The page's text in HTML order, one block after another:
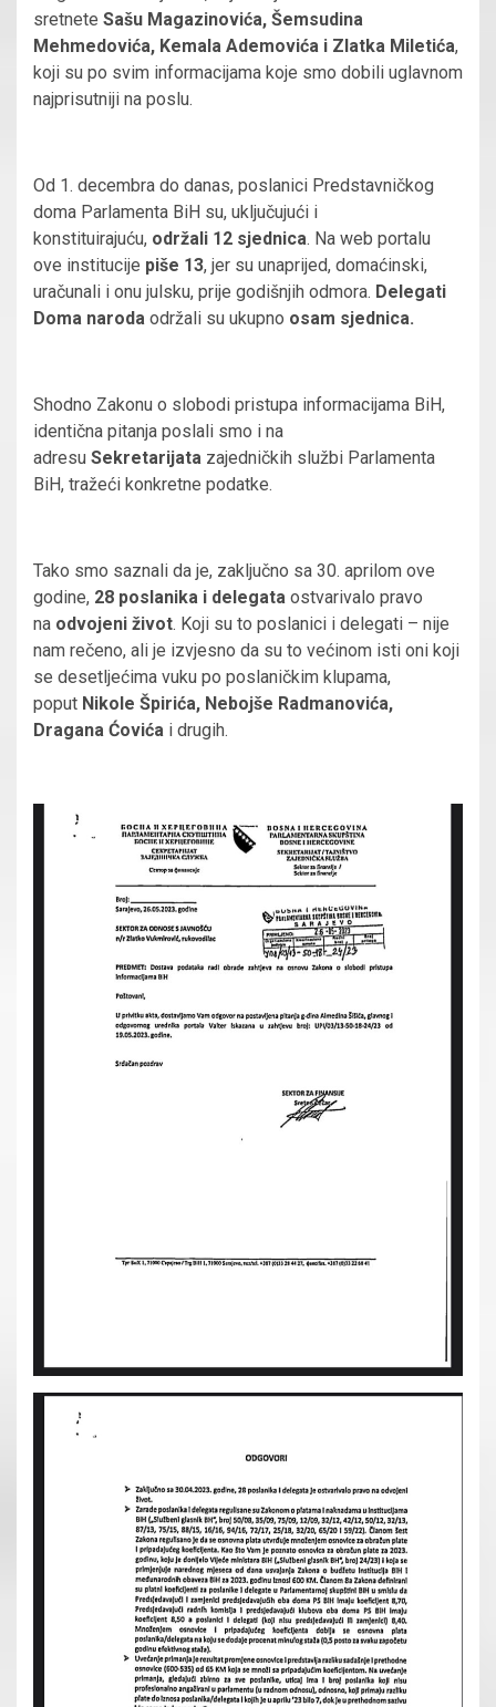
sretnete Sašu Magazinovića, Šemsudina
Mehmedovića, Kemala Ademovića i Zlatka Miletića,
koji su po svim informacijama koje smo dobili uglavnom
najprisutniji na poslu.
Od 1. decembra do danas, poslanici Predstavničkog
doma Parlamenta BiH su, uključujući i
konstituirajuću, održali 12 sjednica. Na web portalu
ove institucije piše 13, jer su unaprijed, domaćinski,
uračunali i onu julsku, prije godišnjih odmora. Delegati
Doma naroda održali su ukupno osam sjednica.
Shodno Zakonu o slobodi pristupa informacijama BiH,
identična pitanja poslali smo i na
adresu Sekretarijata zajedničkih službi Parlamenta
BiH, tražeći konkretne podatke.
Tako smo saznali da je, zaključno sa 30. aprilom ove
godine, 28 poslanika i delegata ostvarivalo pravo
na odvojeni život. Koji su to poslanici i delegati – nije
nam rečeno, ali je izvjesno da su to većinom isti oni koji
se desetljećima vuku po poslaničkim klupama,
poput Nikole Špirića, Nebojše Radmanovića,
Dragana Ćovića i drugih.